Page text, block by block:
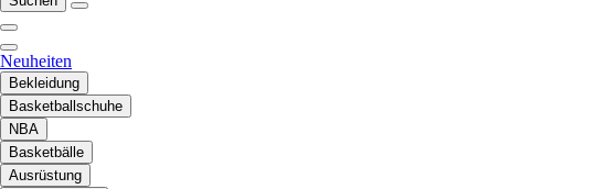
Neuheiten
Bekleidung
Basketballschuhe
NBA
Basketbälle
Ausrüstung